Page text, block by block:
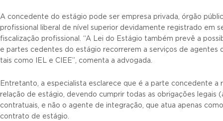
A concedente do estágio pode ser empresa privada, órgão
profissional liberal de nível superior devidamente registrado em
fiscalização profissional. “A Lei do Estágio também prevê a
e partes cedentes do estágio recorrerem a serviços de agentes
tais como IEL e CIEE”, comenta a advogada.
Entretanto, a especialista esclarece que é a parte concedente a
relação de estágio, devendo cumprir todas as obrigações legais
contratuais, e não o agente de integração, que atua apenas
contrato de estágio.